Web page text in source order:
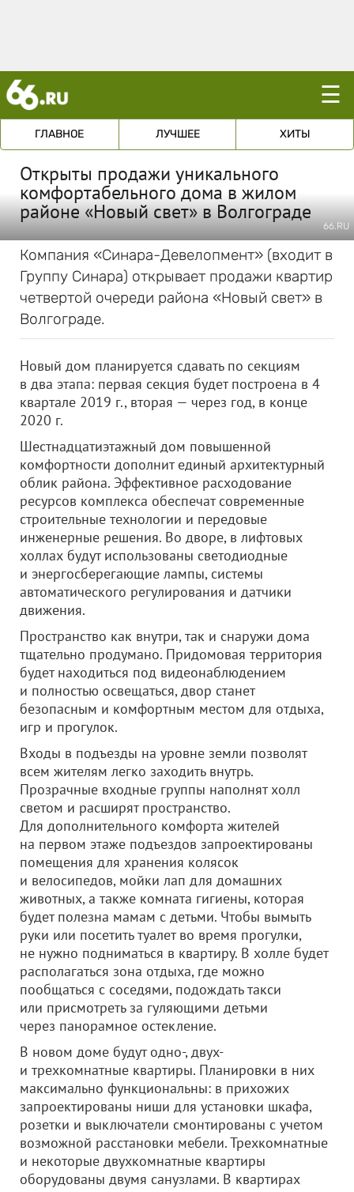
☰
ГЛАВНОЕ ЛУЧШЕЕ ХИТЫ
Открыты продажи уникального
комфортабельного дома в жилом
районе «Новый свет» в Волгограде
66.RU
Компания «Синара-Девелопмент» (входит в
Группу Синара) открывает продажи квартир
четвертой очереди района «Новый свет» в
Волгограде.
Новый дом планируется сдавать по секциям
в два этапа: первая секция будет построена в 4
квартале 2019 г., вторая — через год, в конце
2020 г.
Шестнадцатиэтажный дом повышенной
комфортности дополнит единый архитектурный
облик района. Эффективное расходование
ресурсов комплекса обеспечат современные
строительные технологии и передовые
инженерные решения. Во дворе, в лифтовых
холлах будут использованы светодиодные
и энергосберегающие лампы, системы
автоматического регулирования и датчики
движения.
Пространство как внутри, так и снаружи дома
тщательно продумано. Придомовая территория
будет находиться под видеонаблюдением
и полностью освещаться, двор станет
безопасным и комфортным местом для отдыха,
игр и прогулок.
Входы в подъезды на уровне земли позволят
всем жителям легко заходить внутрь.
Прозрачные входные группы наполнят холл
светом и расширят пространство.
Для дополнительного комфорта жителей
на первом этаже подъездов запроектированы
помещения для хранения колясок
и велосипедов, мойки лап для домашних
животных, а также комната гигиены, которая
будет полезна мамам с детьми. Чтобы вымыть
руки или посетить туалет во время прогулки,
не нужно подниматься в квартиру. В холле будет
располагаться зона отдыха, где можно
пообщаться с соседями, подождать такси
или присмотреть за гуляющими детьми
через панорамное остекление.
В новом доме будут одно-, двух-
и трехкомнатные квартиры. Планировки в них
максимально функциональны: в прихожих
запроектированы ниши для установки шкафа,
розетки и выключатели смонтированы с учетом
возможной расстановки мебели. Трехкомнатные
и некоторые двухкомнатные квартиры
оборудованы двумя санузлами. В квартирах